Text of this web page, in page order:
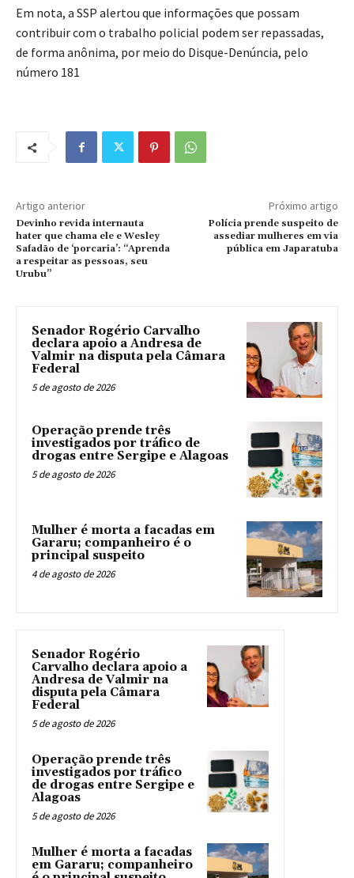
Em nota, a SSP alertou que informações que possam
contribuir com o trabalho policial podem ser repassadas,
de forma anônima, por meio do Disque-Denúncia, pelo
número 181
Artigo anterior
Devinho revida internauta
hater que chama ele e Wesley
Safadão de ‘porcaria’: “Aprenda
a respeitar as pessoas, seu
Urubu”
Próximo artigo
Polícia prende suspeito de
assediar mulheres em via
pública em Japaratuba
Senador Rogério Carvalho
declara apoio a Andresa de
Valmir na disputa pela Câmara
Federal
5 de agosto de 2026
Operação prende três
investigados por tráfico de
drogas entre Sergipe e Alagoas
5 de agosto de 2026
Mulher é morta a facadas em
Gararu; companheiro é o
principal suspeito
4 de agosto de 2026
Senador Rogério
Carvalho declara apoio a
Andresa de Valmir na
disputa pela Câmara
Federal
5 de agosto de 2026
Operação prende três
investigados por tráfico
de drogas entre Sergipe e
Alagoas
5 de agosto de 2026
Mulher é morta a facadas
em Gararu; companheiro